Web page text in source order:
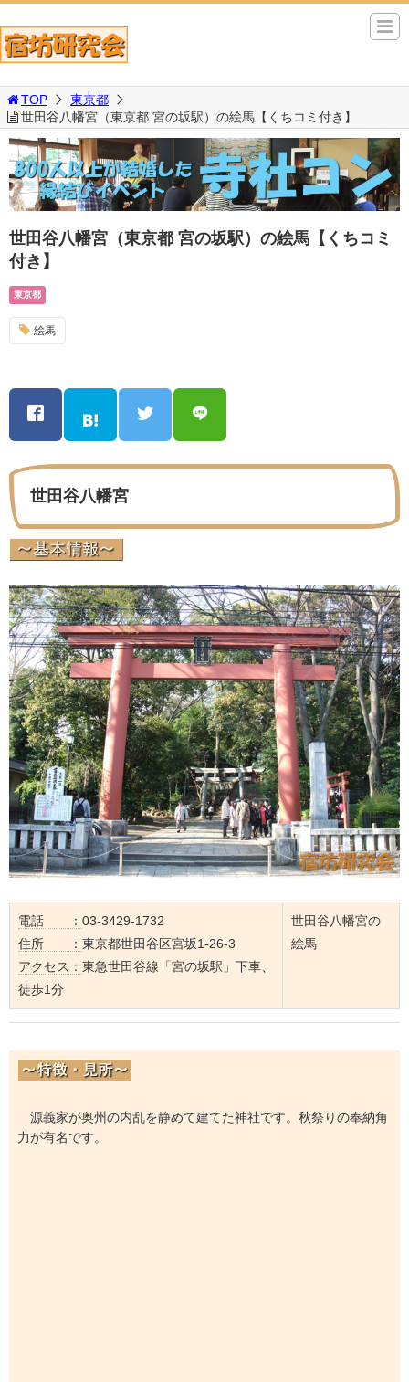
TOP
東京都
世田谷八幡宮（東京都 宮の坂駅）の絵馬【くちコミ付き】
世田谷八幡宮（東京都 宮の坂駅）の絵馬【くちコミ
付き】
東京都
絵馬
世田谷八幡宮
電話 ： 03-3429-1732
住所 ： 東京都世田谷区宮坂1-26-3
アクセス： 東急世田谷線「宮の坂駅」下車、
徒歩1分
世田谷八幡宮の
絵馬
源義家が奥州の内乱を静めて建てた神社です。秋祭りの奉納角
力が有名です。